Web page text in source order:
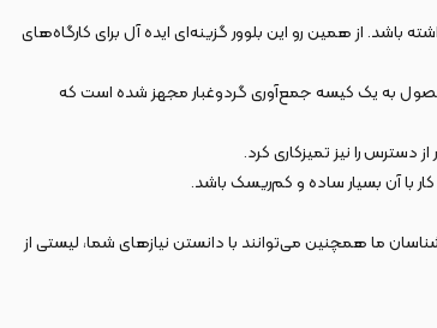
می‌تواند حداکثر دور موتور 16000 دور در دقیقه را فراهم آورد و خروجی هوای معادل 4.1 متر مکعب در دقیقه داشته باشد. از همین رو این بلوور گزینه‌ای ایده آل برای کارگاه‌های
محصول به یک کیسه جمع‌آوری گردوغبار مجهز شده است که
دسترس را نیز تمیزکاری کرد.
ما در ارتباط باشید. کارشناسان ما همچنین می‌توانند با دانستن نیازهای شما، لیستی از